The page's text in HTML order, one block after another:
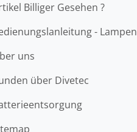
Billiger Gesehen ?
- Lampen
uns
über Divetec